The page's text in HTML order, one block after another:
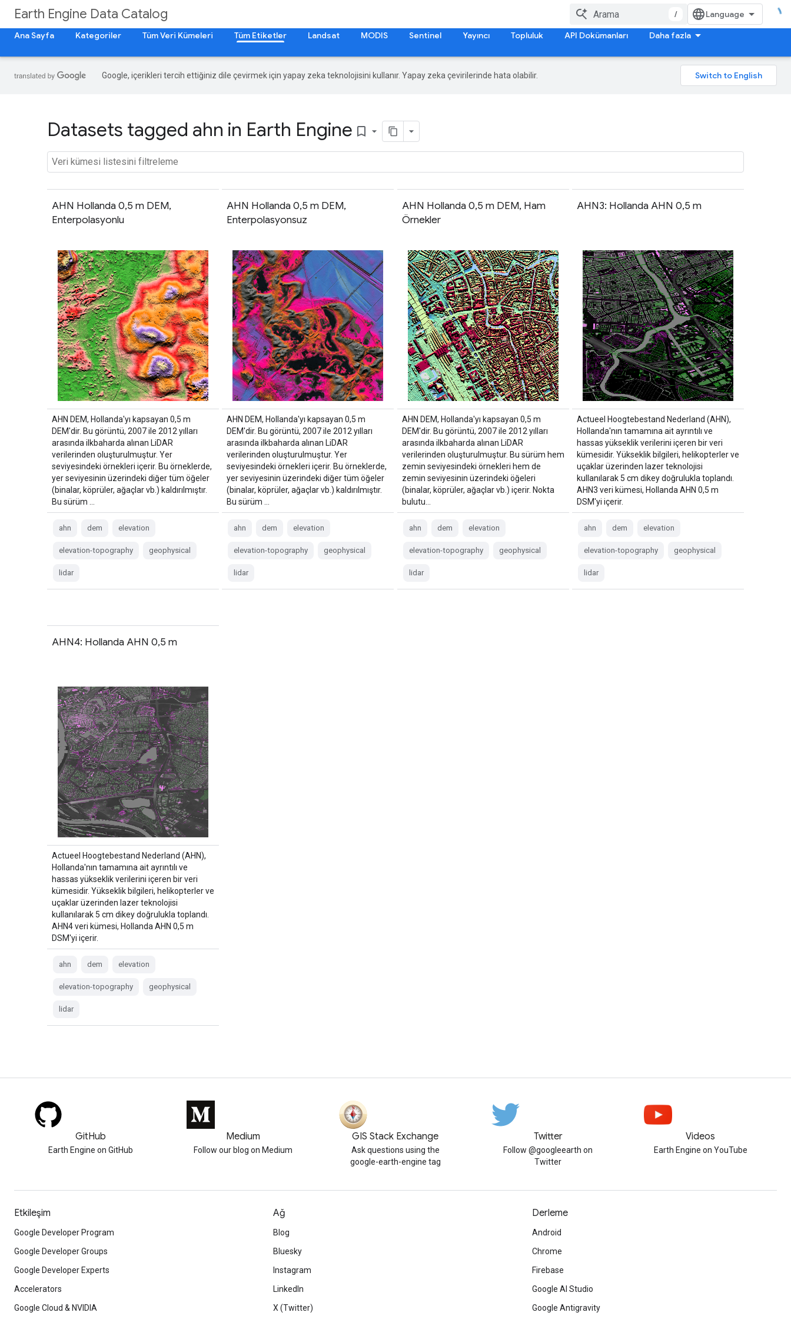
Earth Engine Data Catalog
/
Ana Sayfa
Kategoriler Tüm Veri Kümeleri Tüm Etiketler Landsat MODIS Sentinel Yayıncı Topluluk API Dokümanları Daha fazla
Google, içerikleri tercih ettiğiniz dile çevirmek için yapay zeka teknolojisini kullanır. Yapay zeka çevirilerinde hata olabilir.
Datasets tagged ahn in Earth Engine bookmark_border
AHN Hollanda 0,5 m DEM,
Enterpolasyonlu
AHN DEM, Hollanda'yı kapsayan 0,5 m
DEM'dir. Bu görüntü, 2007 ile 2012 yılları
arasında ilkbaharda alınan LiDAR
verilerinden oluşturulmuştur. Yer
seviyesindeki örnekleri içerir. Bu örneklerde,
yer seviyesinin üzerindeki diğer tüm öğeler
(binalar, köprüler, ağaçlar vb.) kaldırılmıştır.
Bu sürüm …
ahn dem elevation
elevation-topography geophysical
lidar
AHN Hollanda 0,5 m DEM,
Enterpolasyonsuz
AHN DEM, Hollanda'yı kapsayan 0,5 m
DEM'dir. Bu görüntü, 2007 ile 2012 yılları
arasında ilkbaharda alınan LiDAR
verilerinden oluşturulmuştur. Yer
seviyesindeki örnekleri içerir. Bu örneklerde,
yer seviyesinin üzerindeki diğer tüm öğeler
(binalar, köprüler, ağaçlar vb.) kaldırılmıştır.
Bu sürüm …
ahn dem elevation
elevation-topography geophysical
lidar
AHN Hollanda 0,5 m DEM, Ham
Örnekler
AHN DEM, Hollanda'yı kapsayan 0,5 m
DEM'dir. Bu görüntü, 2007 ile 2012 yılları
arasında ilkbaharda alınan LiDAR
verilerinden oluşturulmuştur. Bu sürüm hem
zemin seviyesindeki örnekleri hem de
zemin seviyesinin üzerindeki öğeleri
(binalar, köprüler, ağaçlar vb.) içerir. Nokta
bulutu…
ahn dem elevation
elevation-topography geophysical
lidar
AHN3: Hollanda AHN 0,5 m
Actueel Hoogtebestand Nederland (AHN),
Hollanda'nın tamamına ait ayrıntılı ve
hassas yükseklik verilerini içeren bir veri
kümesidir. Yükseklik bilgileri, helikopterler ve
uçaklar üzerinden lazer teknolojisi
kullanılarak 5 cm dikey doğrulukla toplandı.
AHN3 veri kümesi, Hollanda AHN 0,5 m
DSM'yi içerir.
ahn dem elevation
elevation-topography geophysical
lidar
AHN4: Hollanda AHN 0,5 m
Actueel Hoogtebestand Nederland (AHN),
Hollanda'nın tamamına ait ayrıntılı ve
hassas yükseklik verilerini içeren bir veri
kümesidir. Yükseklik bilgileri, helikopterler ve
uçaklar üzerinden lazer teknolojisi
kullanılarak 5 cm dikey doğrulukla toplandı.
AHN4 veri kümesi, Hollanda AHN 0,5 m
DSM'yi içerir.
ahn dem elevation
elevation-topography geophysical
lidar
GitHub
Earth Engine on GitHub
Medium
Follow our blog on Medium
GIS Stack Exchange
Ask questions using the
google-earth-engine tag
Twitter
Follow @googleearth on
Twitter
Videos
Earth Engine on YouTube
Etkileşim
Google Developer Program
Google Developer Groups
Google Developer Experts
Accelerators
Google Cloud & NVIDIA
Ağ
Blog
Bluesky
Instagram
LinkedIn
X (Twitter)
Derleme
Android
Chrome
Firebase
Google AI Studio
Google Antigravity